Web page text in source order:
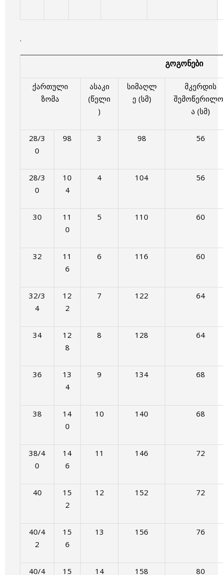
.
გოგონები
ქართული
ზომა
ასაკი
(წელი
)
სიმაღლ
ე (სმ)
მკერდის
ა (სმ)
28/3
0
98 3 98 56
28/3
0
10
4
4 104 56
30
11
0
5 110 60
32
11
6
6 116 60
32/3
4
12
2
7 122 64
34
12
8
8 128 64
36
13
4
9 134 68
38
14
0
10 140 68
38/4
0
14
6
11 146 72
40
15
2
12 152 72
40/4
2
15
6
13 156 76
40/4 15 14 158 80